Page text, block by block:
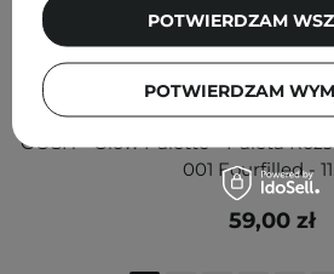
GOSH - Glow Palette - Paleta
001 Fourfilled -
59,00 zł
POTWIERDZAM
POTWIERDZAM